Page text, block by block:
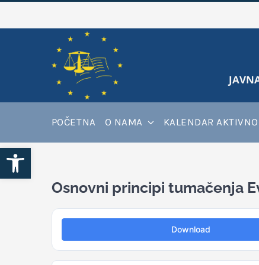
Open toolbar
POČETNA O NAMA KALENDAR
Osnovni principi tumačenja
Download